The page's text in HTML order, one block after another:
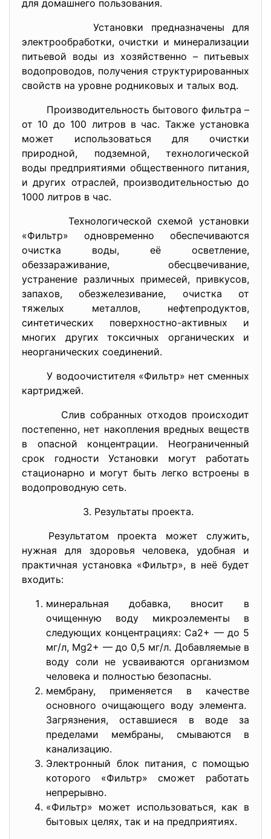
для домашнего пользования.
Установки предназначены для
электрообработки, очистки и минерализации
питьевой воды из хозяйственно – питьевых
водопроводов, получения структурированных
свойств на уровне родниковых и талых вод.
Производительность бытового фильтра –
от 10 до 100 литров в час. Также установка
может использоваться для очистки
природной, подземной, технологической
воды предприятиями общественного питания,
и других отраслей, производительностью до
1000 литров в час.
Технологической схемой установки
«Фильтр» одновременно обеспечиваются
очистка воды, её осветление,
обеззараживание, обесцвечивание,
устранение различных примесей, привкусов,
запахов, обезжелезивание, очистка от
тяжелых металлов, нефтепродуктов,
синтетических поверхностно-активных и
многих других токсичных органических и
неорганических соединений.
У водоочистителя «Фильтр» нет сменных
картриджей.
Слив собранных отходов происходит
постепенно, нет накопления вредных веществ
в опасной концентрации. Неограниченный
срок годности Установки могут работать
стационарно и могут быть легко встроены в
водопроводную сеть.
Результаты проекта.
Результатом проекта может служить,
нужная для здоровья человека, удобная и
практичная установка «Фильтр», в неё будет
входить:
минеральная добавка, вносит в
очищенную воду микроэлементы в
следующих концентрациях: Ca2+ — до 5
мг/л, Mg2+ — до 0,5 мг/л. Добавляемые в
воду соли не усваиваются организмом
человека и полностью безопасны.
мембрану, применяется в качестве
основного очищающего воду элемента.
Загрязнения, оставшиеся в воде за
пределами мембраны, смываются в
канализацию.
Электронный блок питания, с помощью
которого «Фильтр» сможет работать
непрерывно.
«Фильтр» может использоваться, как в
бытовых целях, так и на предприятиях.